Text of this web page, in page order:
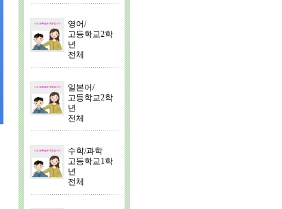
영어/
고등학교2학
년
전체
일본어/
고등학교2학
년
전체
수학/과학
고등학교1학
년
전체